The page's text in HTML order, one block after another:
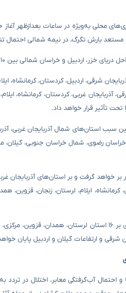
مستعد بارش تگرگ، در نیمه شمالی
شمالی بین ۱۰ تا ۱۵ درجه از دوشنبه اعلام شده است.
غربی، آذربایجان شرقی، اردبیل، کردستان،
(۷ اردیبهشت‌ماه) ۱۴ استان آذربایجان شرقی، آذربایجان غربی،
تأثیر قرار خواهد داد.
خواهد گرفت و به همین سبب استان‌های شمال
خراسان رضوی، شمال خراسان جنوبی، گیلان،
این سامانه با حداکثر فعالیت ۲۲ استان را در بر خواهد گرفت و
ایلام، لرستان، زنجان، قزوین،
فعالیت این سامانه بارشی چهارشنبه (۱۰ اردیبهشت‌ماه) پس از اثرگذاری
شرقی و ارتفاعات گیلان و اردبیل پایان
آب‌گرفتگی معابر، اختلال در